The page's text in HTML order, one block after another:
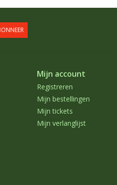
Mijn account
Registreren
Mijn bestellingen
Mijn tickets
Mijn verlanglijst